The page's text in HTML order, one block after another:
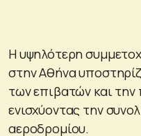
Η υψηλότερη
στην Αθήνα
των επιβατών και
ενισχύοντας την
αεροδρομίου.